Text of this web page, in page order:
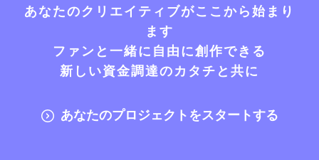
あなたのクリエイティブがここから始まり
ます
ファンと一緒に自由に創作できる
新しい資金調達のカタチと共に
あなたのプロジェクトをスタートする